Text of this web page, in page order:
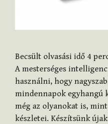
Becsült olvasási idő 4
A mesterséges
használni, hogy
mindennapok egyhangú
még az olyanokat is,
készletei. Készítsünk